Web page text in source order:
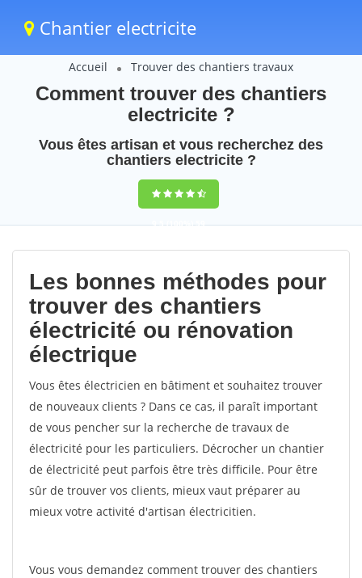
Chantier electricite
Accueil Trouver des chantiers travaux
Comment trouver des chantiers
electricite ?
Vous êtes artisan et vous recherchez des
chantiers electricite ?
9,5(100%)59
votes
Les bonnes méthodes pour
trouver des chantiers
électricité ou rénovation
électrique
Vous êtes électricien en bâtiment et souhaitez trouver
de nouveaux clients ? Dans ce cas, il paraît important
de vous pencher sur la recherche de travaux de
électricité pour les particuliers. Décrocher un chantier
de électricité peut parfois être très difficile. Pour être
sûr de trouver vos clients, mieux vaut préparer au
mieux votre activité d'artisan électricitien.
Vous vous demandez comment trouver des chantiers